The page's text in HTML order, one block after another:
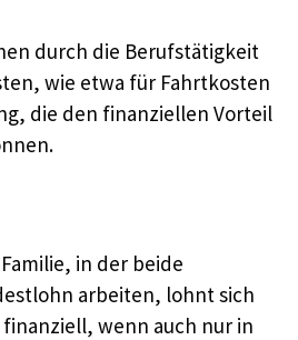
durch die Berufstätigkeit
wie etwa für Fahrtkosten
die den finanziellen Vorteil
in der beide
arbeiten, lohnt sich
wenn auch nur in